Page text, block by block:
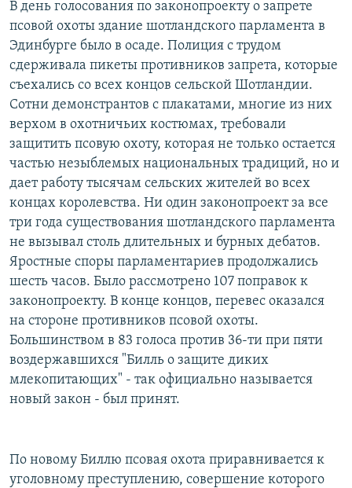
В день голосования по законопроекту о запрете
псовой охоты здание шотландского парламента в
Эдинбурге было в осаде. Полиция с трудом
сдерживала пикеты противников запрета, которые
съехались со всех концов сельской Шотландии.
Сотни демонстрантов с плакатами, многие из них
верхом в охотничьих костюмах, требовали
защитить псовую охоту, которая не только остается
частью незыблемых национальных традиций, но и
дает работу тысячам сельских жителей во всех
концах королевства. Ни один законопроект за все
три года существования шотландского парламента
не вызывал столь длительных и бурных дебатов.
Яростные споры парламентариев продолжались
шесть часов. Было рассмотрено 107 поправок к
законопроекту. В конце концов, перевес оказался
на стороне противников псовой охоты.
Большинством в 83 голоса против 36-ти при пяти
воздержавшихся "Билль о защите диких
млекопитающих" - так официально называется
новый закон - был принят.
По новому Биллю псовая охота приравнивается к
уголовному преступлению, совершение которого